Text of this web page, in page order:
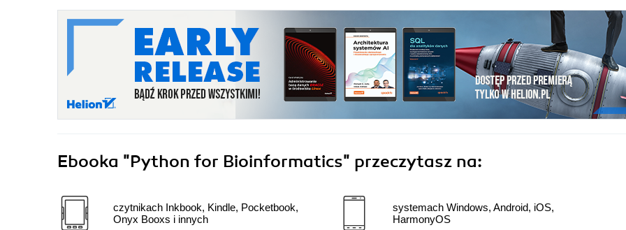
Ebooka "Python for Bioinformatics" przeczytasz na:
czytnikach Inkbook, Kindle, Pocketbook,
Onyx Booxs i innych
systemach Windows, Android, iOS,
HarmonyOS